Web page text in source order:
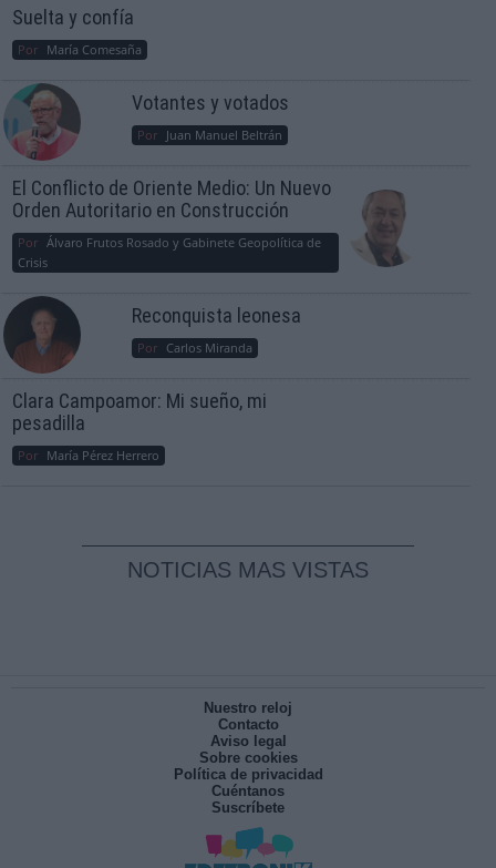
Suelta y confía
Por María Comesaña
Votantes y votados
Por Juan Manuel Beltrán
El Conflicto de Oriente Medio: Un Nuevo
Orden Autoritario en Construcción
Por Álvaro Frutos Rosado y Gabinete Geopolítica de
Crisis
Reconquista leonesa
Por Carlos Miranda
Clara Campoamor: Mi sueño, mi
pesadilla
Por María Pérez Herrero
NOTICIAS MAS VISTAS
Nuestro reloj
Contacto
Aviso legal
Sobre cookies
Política de privacidad
Cuéntanos
Suscríbete